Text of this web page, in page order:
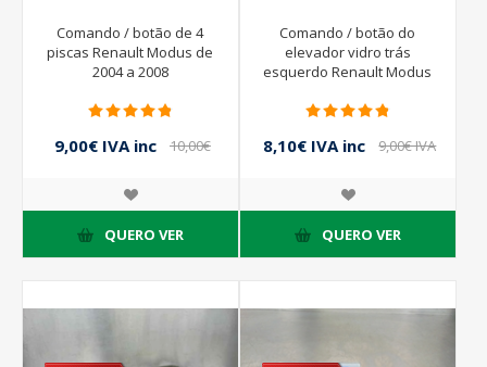
Comando / botão de 4
piscas Renault Modus de
2004 a 2008
9,00€ IVA inc
10,00€
QUERO VER
Comando / botão do
elevador vidro trás
esquerdo Renault Modus
8,10€ IVA inc
9,00€ IVA
QUERO VER